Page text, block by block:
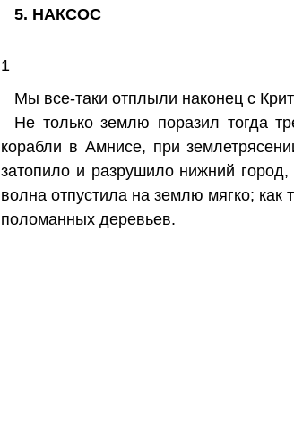
5. НАКСОС
1
Мы все-таки отплыли наконец с
Не только землю поразил тогда
корабли в Амнисе, при
затопило и разрушило нижний
волна отпустила на землю мягко;
поломанных деревьев.